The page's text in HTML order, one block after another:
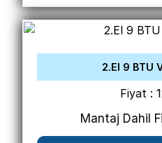
2.El 9 BTU
Fiyat :
Mantaj Dahil